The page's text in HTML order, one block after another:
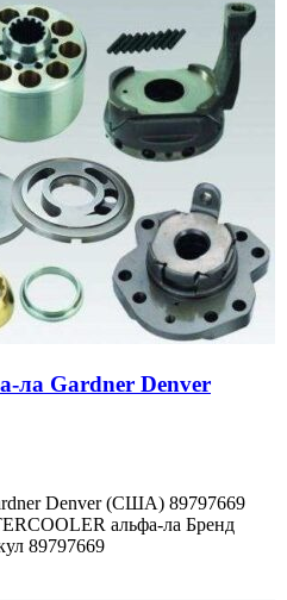
ла Gardner Denver
Denver (США) 89797669
альфа-ла Бренд
89797669